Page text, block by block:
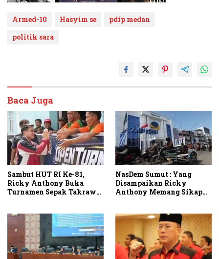
Armed-10 Hasyim se
pdip medan
politik sara
Baca Juga
Sambut HUT RI Ke-81,
Ricky Anthony Buka
Turnamen Sepak Takraw
NasDem Sumut : Yang
Disampaikan Ricky
Anthony Memang Sikap